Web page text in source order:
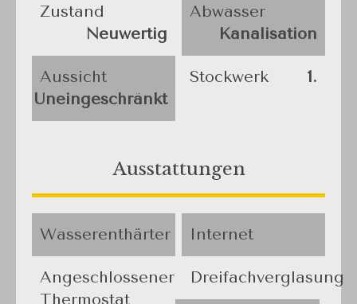
Abwasser
Kanalisation
Zustand
Neuwertig
Stockwerk 1.
Aussicht
Uneingeschränkt
Ausstattungen
Wasserenthärter Internet
Angeschlossener
Thermostat
Dreifachverglasung